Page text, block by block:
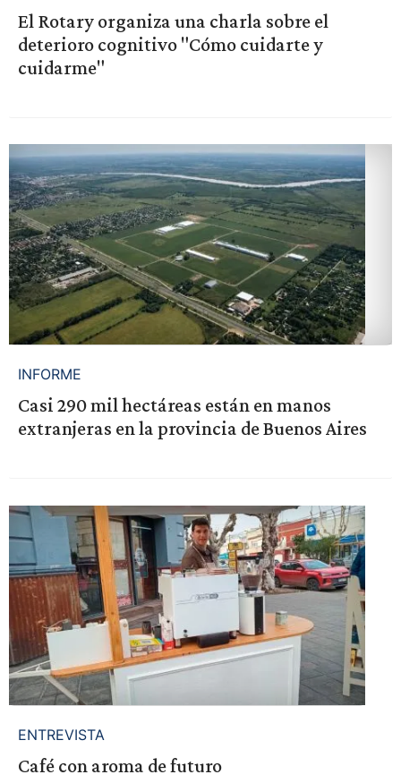
El Rotary organiza una charla sobre el
deterioro cognitivo "Cómo cuidarte y
cuidarme"
INFORME
Casi 290 mil hectáreas están en manos
extranjeras en la provincia de Buenos Aires
ENTREVISTA
Café con aroma de futuro